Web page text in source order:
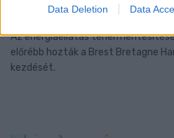
Data Deletion Data
MÉRKŐZÉSE
Az energiaellátás
előrébb hozták a Brest Bretagne
kezdését.